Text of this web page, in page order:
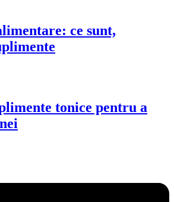
ce sunt,
tonice pentru a